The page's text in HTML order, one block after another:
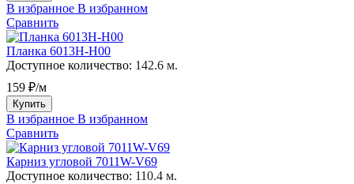
В избранное В избранном
Сравнить
Планка 6013H-H00
Доступное количество: 142.6 м.
159 ₽/м
Купить
В избранное В избранном
Сравнить
Карниз угловой 7011W-V69
Доступное количество: 110.4 м.